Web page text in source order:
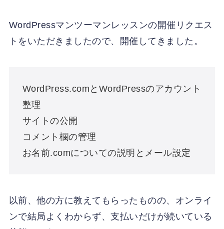
WordPressマンツーマンレッスンの開催リクエス
トをいただきましたので、開催してきました。
WordPress.comとWordPressのアカウント
整理
サイトの公開
コメント欄の管理
お名前.comについての説明とメール設定
以前、他の方に教えてもらったものの、オンライ
ンで結局よくわからず、支払いだけが続いている